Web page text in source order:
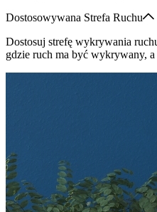
Dostosowywana Strefa Ruchu
Dostosuj strefę wykrywania
gdzie ruch ma być wykrywany,